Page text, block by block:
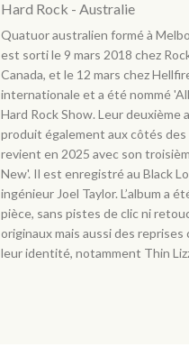
Hard Rock - Australie
Quatuor australien formé à
est sorti le 9 mars 2018 chez
Canada, et le 12 mars chez
internationale et a été nommé
Hard Rock Show. Leur deuxième
produit également aux côtés
revient en 2025 avec son
New'. Il est enregistré au Black
ingénieur Joel Taylor. L’album a
pièce, sans pistes de clic ni
originaux mais aussi des
leur identité, notamment Thin